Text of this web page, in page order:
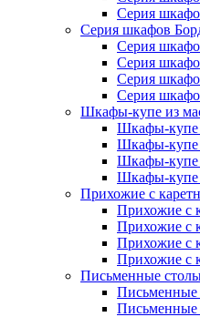
Серия
Серия шкафов
Серия
Серия
Серия
Серия
Шкафы-купе из
Шкафы-купе
Шкафы-купе
Шкафы-купе
Шкафы-купе
Прихожие с
Прихожие с
Прихожие с
Прихожие с
Прихожие с
Письменные
Письменные
Письменные